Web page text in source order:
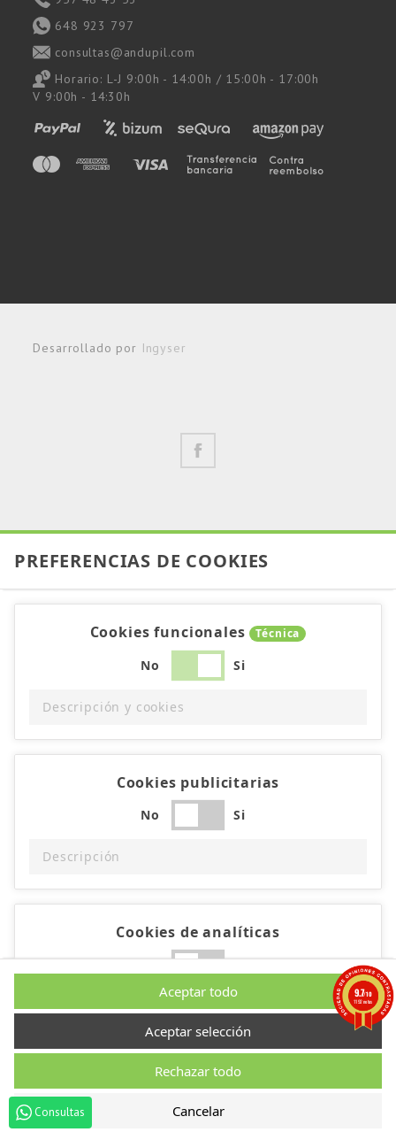
Consultas
648 923 797
consultas@andupil.com
Horario: L-J 9:00h - 14:00h / 15:00h - 17:00h
V 9:00h - 14:30h
Desarrollado por Ingyser
PREFERENCIAS DE COOKIES
Cookies funcionales Técnica
No Si
Descripción y cookies
Cookies publicitarias
No Si
Descripción
Cookies de analíticas
No Si
Descripción
Cookies de rendimiento
Cancelar
Rechazar todo
Aceptar selección
Aceptar todo 9.7/10
1192 notas